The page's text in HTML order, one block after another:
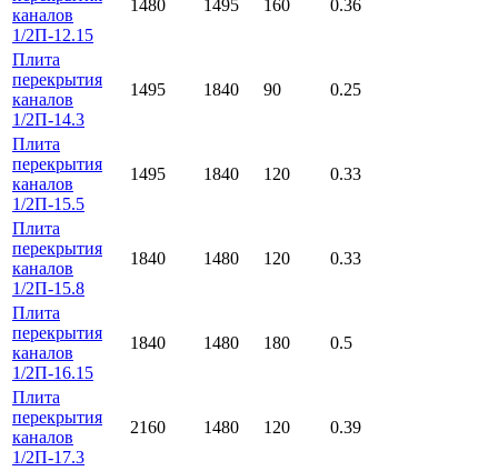
каналов
1/2П-12.15
1480 1495 160 0.36
Плита
перекрытия
каналов
1/2П-14.3
1495 1840 90 0.25
Плита
перекрытия
каналов
1/2П-15.5
1495 1840 120 0.33
Плита
перекрытия
каналов
1/2П-15.8
1840 1480 120 0.33
Плита
перекрытия
каналов
1/2П-16.15
1840 1480 180 0.5
Плита
перекрытия
каналов
1/2П-17.3
2160 1480 120 0.39